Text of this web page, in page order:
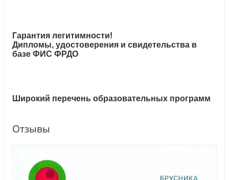
Гарантия легитимности!
Дипломы, удостоверения и свидетельства в
базе ФИС ФРДО
Широкий перечень образовательных программ
Отзывы